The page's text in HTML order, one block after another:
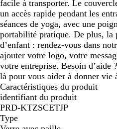
facile à transporter. Le
un accès rapide pendant les
séances de yoga, avec une
portabilité pratique. De plus, la
d’enfant : rendez-vous dans
ajouter votre logo, votre
votre entreprise. Besoin d’aide
là pour vous aider à donner vie
Caractéristiques du produit
identifiant du produit
PRD-KTZSCETJP
Type